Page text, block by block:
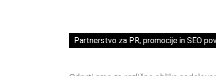
Partnerstvo za PR, promocije in SEO